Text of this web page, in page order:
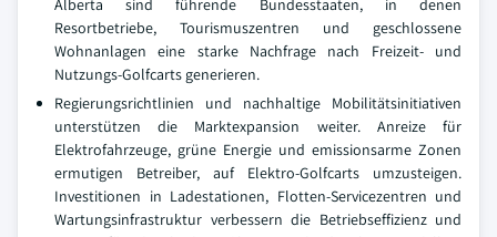
Alberta sind führende Bundesstaaten, in denen
Resortbetriebe, Tourismuszentren und geschlossene
Wohnanlagen eine starke Nachfrage nach Freizeit- und
Nutzungs-Golfcarts generieren.
Regierungsrichtlinien und nachhaltige Mobilitätsinitiativen
unterstützen die Marktexpansion weiter. Anreize für
Elektrofahrzeuge, grüne Energie und emissionsarme Zonen
ermutigen Betreiber, auf Elektro-Golfcarts umzusteigen.
Investitionen in Ladestationen, Flotten-Servicezentren und
Wartungsinfrastruktur verbessern die Betriebseffizienz und